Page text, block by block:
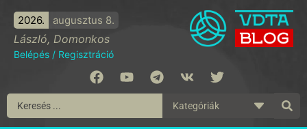
2026. augusztus 8.
László, Domonkos
Belépés / Regisztráció